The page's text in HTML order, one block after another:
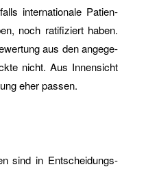
in­ter­na­tio­na­le Pa­ti­en­
noch ra­ti­fi­ziert haben.
aus den an­ge­ge­
nicht. Aus In­nen­sicht
eher pas­sen.
sind in Ent­schei­dungs­